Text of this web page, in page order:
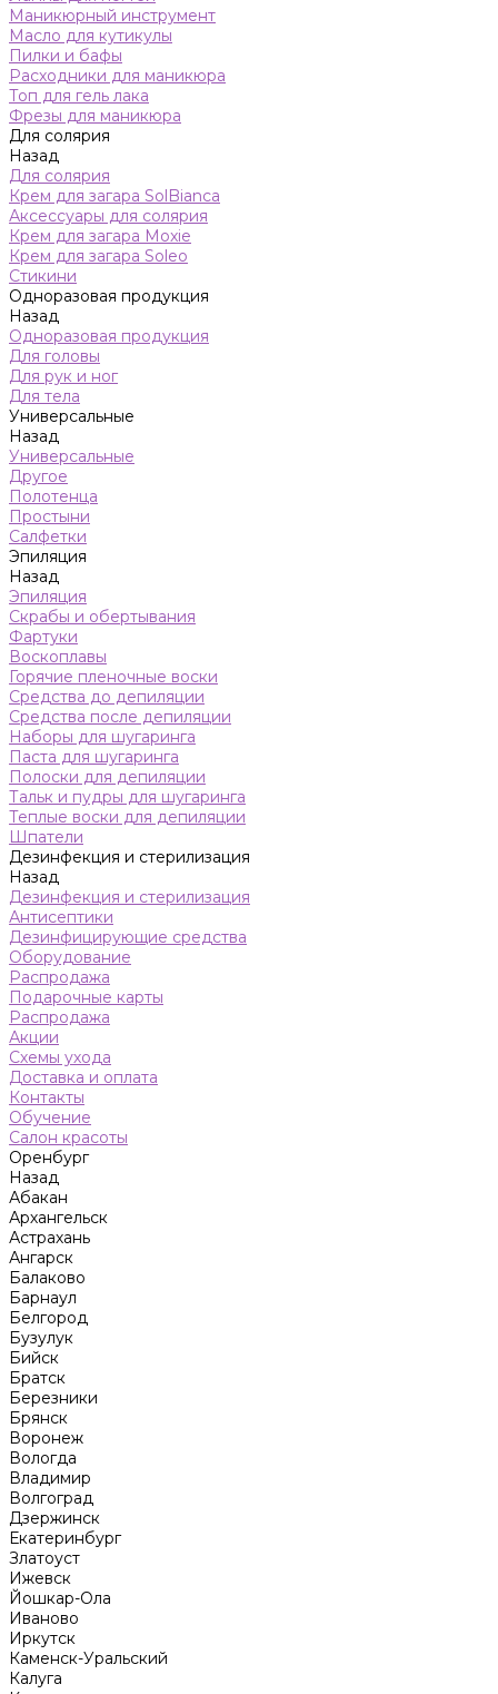
Маникюрный инструмент
Масло для кутикулы
Пилки и бафы
Расходники для маникюра
Топ для гель лака
Фрезы для маникюра
Для солярия
Назад
Для солярия
Крем для загара SolBianca
Аксессуары для солярия
Крем для загара Moxie
Крем для загара Soleo
Стикини
Одноразовая продукция
Назад
Одноразовая продукция
Для головы
Для рук и ног
Для тела
Универсальные
Назад
Универсальные
Другое
Полотенца
Простыни
Салфетки
Эпиляция
Назад
Эпиляция
Скрабы и обертывания
Фартуки
Воскоплавы
Горячие пленочные воски
Средства до депиляции
Средства после депиляции
Наборы для шугаринга
Паста для шугаринга
Полоски для депиляции
Тальк и пудры для шугаринга
Теплые воски для депиляции
Шпатели
Дезинфекция и стерилизация
Назад
Дезинфекция и стерилизация
Антисептики
Дезинфицирующие средства
Оборудование
Распродажа
Подарочные карты
Распродажа
Акции
Схемы ухода
Доставка и оплата
Контакты
Обучение
Салон красоты
Оренбург
Назад
Абакан
Архангельск
Астрахань
Ангарск
Балаково
Барнаул
Белгород
Бузулук
Бийск
Братск
Березники
Брянск
Воронеж
Вологда
Владимир
Волгоград
Дзержинск
Екатеринбург
Златоуст
Ижевск
Йошкар-Ола
Иваново
Иркутск
Каменск-Уральский
Калуга